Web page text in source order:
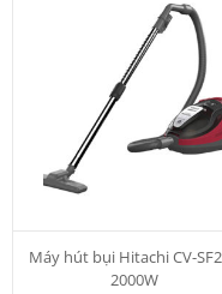
Máy hút bụi Hitachi CV-
2000W